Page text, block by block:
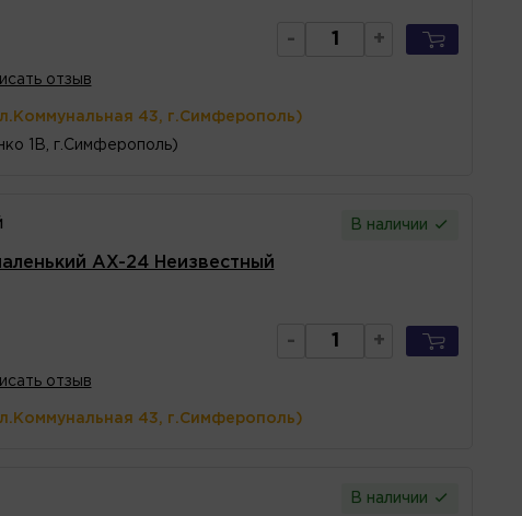
- +
отзыв
43, г.Симферополь)
1В, г.Симферополь)
В наличии
AX-24 Неизвестный
- +
отзыв
43, г.Симферополь)
В наличии